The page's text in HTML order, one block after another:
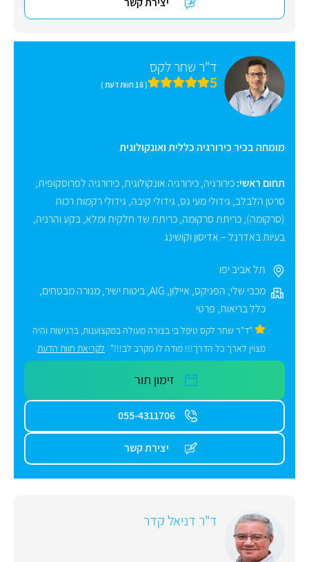
ד"ר שחר לקס
5 ( 18 חוות דעת )
מומחה בכיר כירורגיה כללית ואונקולוגית
תחום ראשי:כירורגיה,כירורגיה אונקולוגית,כירורגיה לפרוסקופית,
סרטן הלבלב, גידולי מעי גס, גידולי קיבה, גידולי רקמות רכות
(סרקומה),כריתת סרקומה,כריתת שד חלקית ומלא,בקע והרניה,
בעיות באדרנל – אדיסון וקושינג
תל אביב יפו
מכבי שלי, הפניקס, איילון,
AIG
,ביטוח ישיר,מנורה מבטחים,
כלל בריאות, פרטי
"ד"ר שחר לקס טיפל בי בצורה מעולה במקצוענות, ברגישות והיה
מצוין לארך כל הדרך!!! מודה לו מקרב לב!!!" לקריאת חוות הדעת
זימון תור
055-4311706
יצירת קשר
ד"ר דניאל קדר